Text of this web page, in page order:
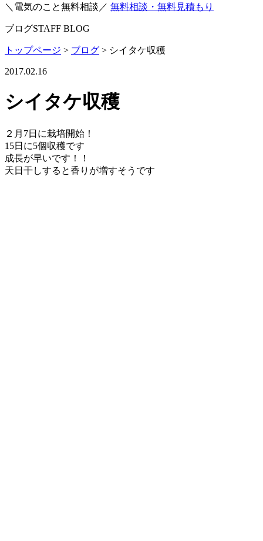
＼電気のこと無料相談／ 無料相談・無料見積もり
ブログSTAFF BLOG
トップページ > ブログ > シイタケ収穫
2017.02.16
シイタケ収穫
２月7日に栽培開始！
15日に5個収穫です
成長が早いです！！
天日干しすると香りが増すそうです